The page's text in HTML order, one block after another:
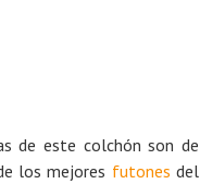
de este colchón son de
los mejores futones del